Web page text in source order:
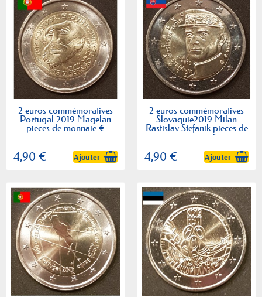
2 euros commémoratives
Portugal 2019 Magelan
pieces de monnaie €
4,90 € Ajouter
2 euros commémoratives
Slovaquie2019 Milan
Rastislav Stefanik pieces de
monnaie €
4,90 € Ajouter